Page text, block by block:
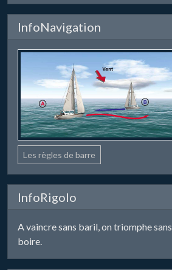
InfoNavigation
Les règles de barre
InfoRigolo
A vaincre sans baril, on triomphe sans
boire.